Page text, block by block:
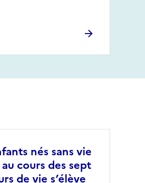
nés sans vie
cours des sept
de vie s’élève